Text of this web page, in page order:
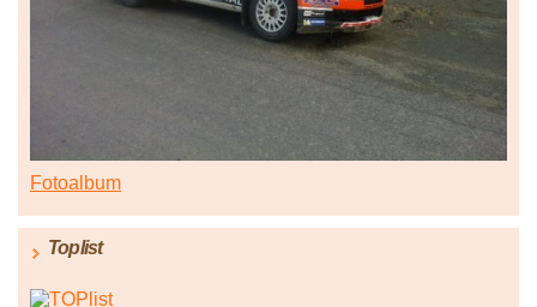
Fotoalbum
Toplist